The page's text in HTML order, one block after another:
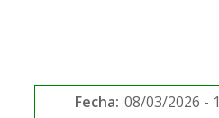
Fecha: 08/03/2026 -